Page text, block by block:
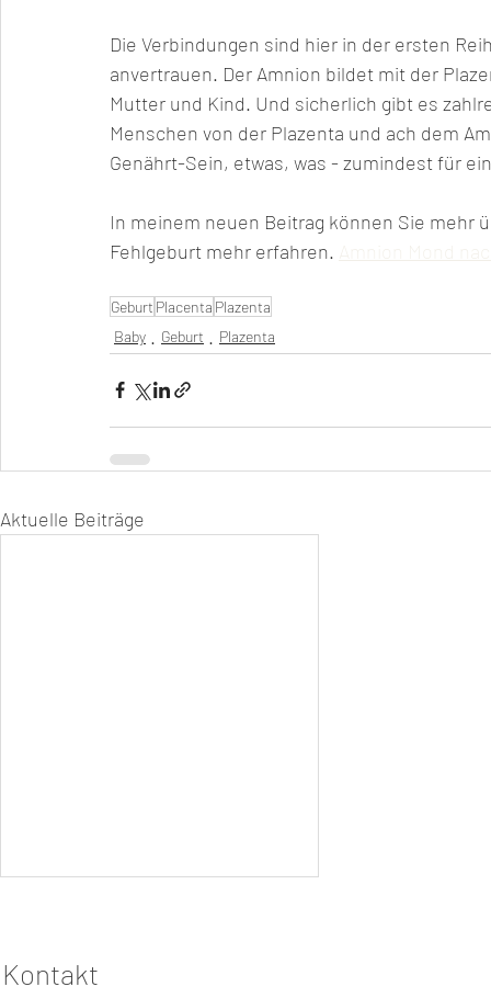
Die Verbindungen sind hier in der ersten
anvertrauen. Der Amnion bildet mit der
Mutter und Kind. Und sicherlich gibt es
Menschen von der Plazenta und ach dem
Genährt-Sein, etwas, was - zumindest für
In meinem neuen Beitrag können Sie mehr
Fehlgeburt mehr erfahren.
Geburt Placenta Plazenta
Baby
Geburt Plazenta
Aktuelle Beiträge
Kontakt